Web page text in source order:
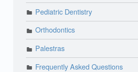
Pediatric Dentistry
Orthodontics
Palestras
Frequently Asked Questions